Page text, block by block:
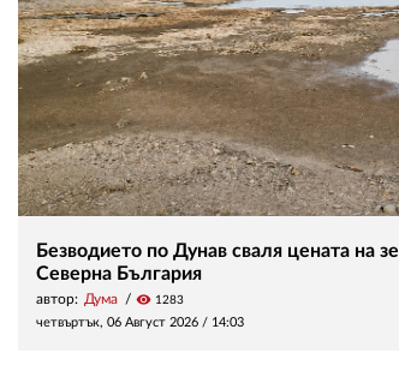
Безводието по Дунав сваля цената на
Северна България
автор: Дума visibility 1283
четвъртък, 06 Август 2026 / 14:03